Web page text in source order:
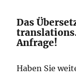
Das
Anfrage!
Haben Sie